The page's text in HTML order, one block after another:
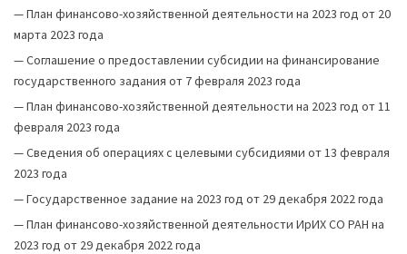
—План финансово-хозяйственной деятельности на 2023 год от 20
марта 2023 года
—Соглашение о предоставлении субсидии на финансирование
государственного задания от 7 февраля 2023 года
—План финансово-хозяйственной деятельности на 2023 год от 11
февраля 2023 года
—Сведения об операциях с целевыми субсидиями от 13 февраля
2023 года
—Государственное задание на 2023 год от 29 декабря 2022 года
—План финансово-хозяйственной деятельности ИрИХ СО РАН на
2023 год от 29 декабря 2022 года